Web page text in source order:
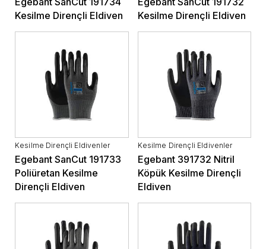
Kesilme Dirençli Eldiven
Kesilme Dirençli Eldiven
Kesilme Dirençli Eldivenler
Egebant SanCut 191733
Poliüretan Kesilme
Dirençli Eldiven
Kesilme Dirençli Eldivenler
Egebant 391732 Nitril
Köpük Kesilme Dirençli
Eldiven